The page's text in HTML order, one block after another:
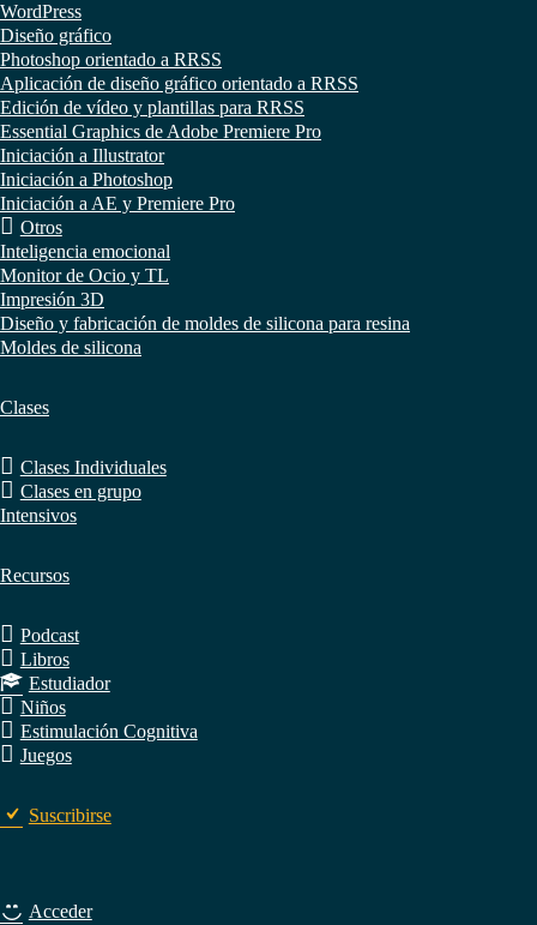
WordPress
Diseño gráfico
Photoshop orientado a RRSS
Aplicación de diseño gráfico orientado a RRSS
Edición de vídeo y plantillas para RRSS
Essential Graphics de Adobe Premiere Pro
Iniciación a Illustrator
Iniciación a Photoshop
Iniciación a AE y Premiere Pro
Otros
Inteligencia emocional
Monitor de Ocio y TL
Impresión 3D
Diseño y fabricación de moldes de silicona para resina
Moldes de silicona
Clases
Clases Individuales
Clases en grupo
Intensivos
Recursos
Podcast
Libros
Estudiador
Niños
Estimulación Cognitiva
Juegos
Suscribirse
Acceder